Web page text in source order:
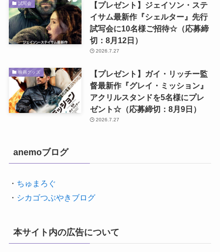
試写会
【プレゼント】ジェイソン・ステ
イサム最新作『シェルター』先行
試写会に10名様ご招待☆（応募締
切：8月12日）
2026.7.27
映画グッズ
【プレゼント】ガイ・リッチー監
督最新作『グレイ・ミッション』
アクリルスタンドを5名様にプレ
ゼント☆（応募締切：8月9日）
2026.7.27
anemoブログ
・ ちゅまろぐ
・ シカゴつぶやきブログ
本サイト内の広告について